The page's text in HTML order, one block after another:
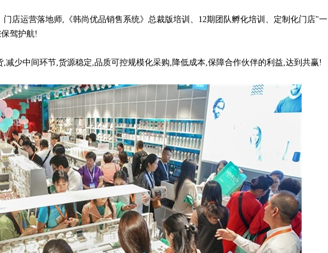
运营落地师,《韩尚优品销售系统》总裁版培训、12期团队孵化培训、定制化门店"一
驾护航!
少中间环节,货源稳定,品质可控规模化采购,降低成本,保障合作伙伴的利益,达到共赢!